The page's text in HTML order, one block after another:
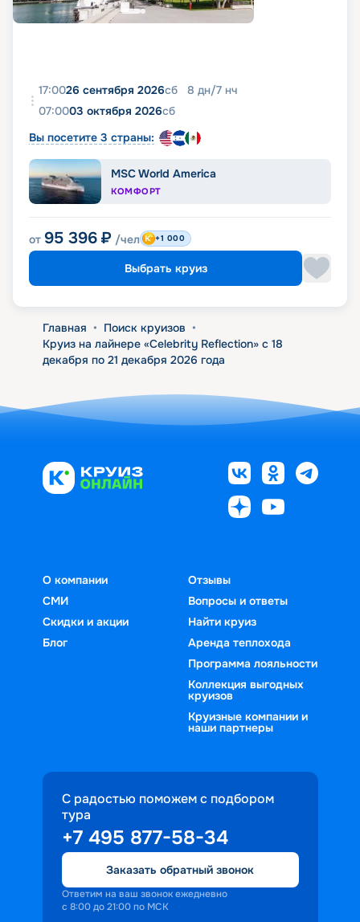
17:0026 сентября 2026сб 8 дн/7 нч
07:0003 октября 2026сб
Вы посетите 3 страны:
MSC World America
КОМФОРТ
от 95 396 ₽ /чел +1 000
Выбрать круиз
Главная • Поиск круизов •
Круиз на лайнере «Celebrity Reflection» с 18
декабря по 21 декабря 2026 года
О компании
СМИ
Скидки и акции
Блог
Отзывы
Вопросы и ответы
Найти круиз
Аренда теплохода
Программа лояльности
Коллекция выгодных
круизов
Круизные компании и
наши партнеры
С радостью поможем с подбором
тура
+7 495 877-58-34
Заказать обратный звонок
Ответим на ваш звонок ежедневно
с 8:00 до 21:00 по МСК